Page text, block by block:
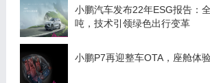
小鹏汽车发布22年ESG报告：
吨，技术引领绿色出行变革
小鹏P7再迎整车OTA，座舱体